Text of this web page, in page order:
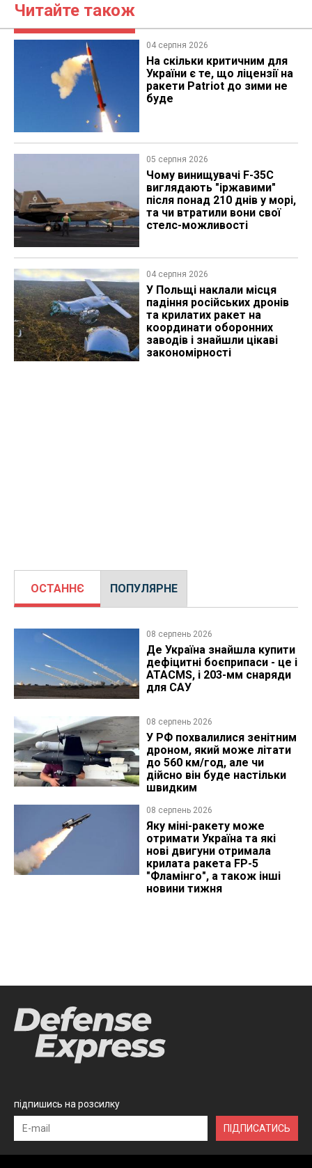
Читайте також
04 серпня 2026
На скільки критичним для
України є те, що ліцензії на
ракети Patriot до зими не
буде
05 серпня 2026
Чому винищувачі F-35C
виглядають "іржавими"
після понад 210 днів у морі,
та чи втратили вони свої
стелс-можливості
04 серпня 2026
У Польщі наклали місця
падіння російських дронів
та крилатих ракет на
координати оборонних
заводів і знайшли цікаві
закономірності
ОСТАННЄ ПОПУЛЯРНЕ
08 серпень 2026
Де Україна знайшла купити
дефіцитні боєприпаси - це і
ATACMS, і 203-мм снаряди
для САУ
08 серпень 2026
У РФ похвалилися зенітним
дроном, який може літати
до 560 км/год, але чи
дійсно він буде настільки
швидким
08 серпень 2026
Яку міні-ракету може
отримати Україна та які
нові двигуни отримала
крилата ракета FP-5
"Фламінго", а також інші
новини тижня
підпишись на розсилку
ПІДПИСАТИСЬ